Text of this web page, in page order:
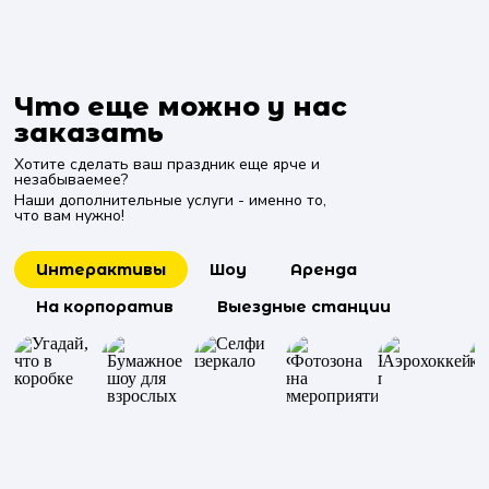
Что еще можно у нас
заказать
Хотите сделать ваш праздник еще ярче и
незабываемее?
Наши дополнительные услуги - именно то,
что вам нужно!
Интерактивы Шоу
Аренда
На корпоратив
Выездные станции